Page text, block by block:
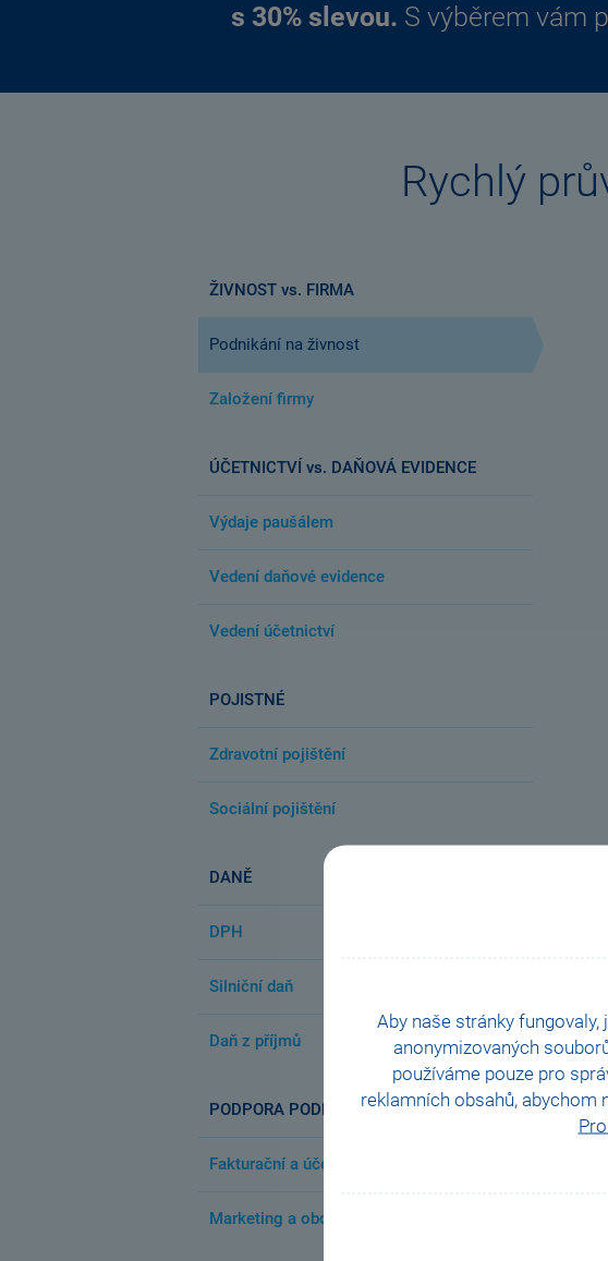
Aby naše stránky fungovaly,
anonymizovaných
používáme pouze pro
reklamních obsahů, abychom
s 30% slevou. S výběrem vám
Rychlý
ŽIVNOST vs. FIRMA
Podnikání na živnost
Založení firmy
ÚČETNICTVÍ vs. DAŇOVÁ EVIDENCE
Výdaje paušálem
Vedení daňové evidence
Vedení účetnictví
POJISTNÉ
Zdravotní pojištění
Sociální pojištění
DANĚ
DPH
Silniční daň
Daň z příjmů
PODPORA PODNIKÁNÍ
Fakturační a účetní program
Marketing a obchod